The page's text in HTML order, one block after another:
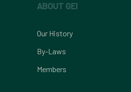
ABOUT GEI
Our History
By-Laws
Members